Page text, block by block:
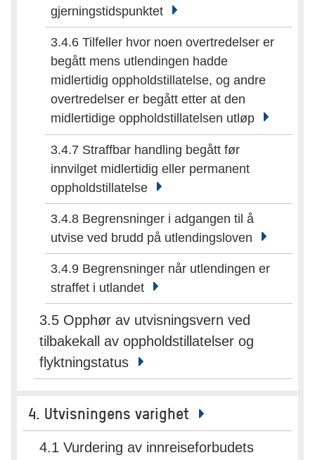
gjerningstidspunktet
3.4.6 Tilfeller hvor noen overtredelser er
begått mens utlendingen hadde
midlertidig oppholdstillatelse, og andre
overtredelser er begått etter at den
midlertidige oppholdstillatelsen utløp
3.4.7 Straffbar handling begått før
innvilget midlertidig eller permanent
oppholdstillatelse
3.4.8 Begrensninger i adgangen til å
utvise ved brudd på utlendingsloven
3.4.9 Begrensninger når utlendingen er
straffet i utlandet
3.5 Opphør av utvisningsvern ved
tilbakekall av oppholdstillatelser og
flyktningstatus
4. Utvisningens varighet
4.1 Vurdering av innreiseforbudets